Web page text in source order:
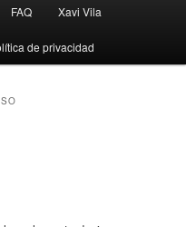
FAQ Xavi Vila
de privacidad